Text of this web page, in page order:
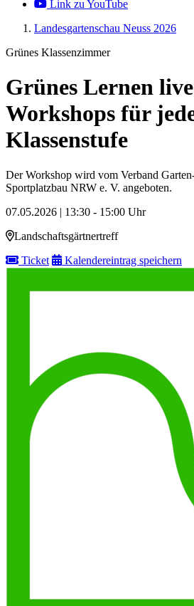
Link zu YouTube
Landesgartenschau Neuss 2026
Grünes Klassenzimmer
Grünes Lernen
Workshops für
Klassenstufe
Der Workshop wird vom Verband
Sportplatzbau NRW e. V. angeboten.
07.05.2026 | 13:30 - 15:00 Uhr
Landschaftsgärtnertreff
Ticket
Kalendereintrag speichern